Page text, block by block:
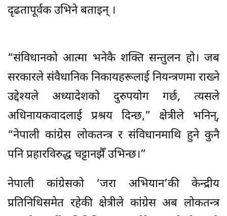
दृढतापूर्वक उभिने बताइन् ।
“संविधानको आत्मा भनेकै शक्ति सन्तुलन हो। जब
सरकारले संवैधानिक निकायहरूलाई नियन्त्रणमा राख्ने
उद्देश्यले अध्यादेशको दुरुपयोग गर्छ, त्यसले
अधिनायकवादलाई प्रश्रय दिन्छ,” क्षेत्रीले भनिन्,
“नेपाली कांग्रेस लोकतन्त्र र संविधानमाथि हुने कुनै
पनि प्रहारविरुद्ध चट्टानझैँ उभिन्छ।”
नेपाली कांग्रेसको ‘जरा अभियान’की केन्द्रीय
प्रतिनिधिसमेत रहेकी क्षेत्रीले कांग्रेस अब लोकतन्त्र